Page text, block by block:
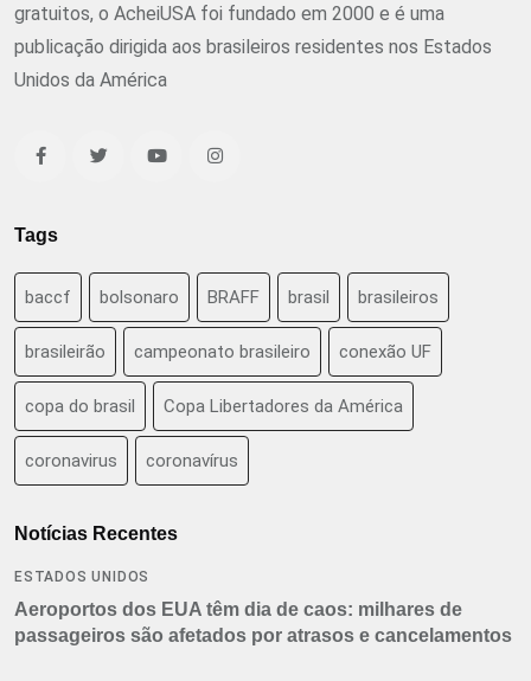
gratuitos, o AcheiUSA foi fundado em 2000 e é uma
publicação dirigida aos brasileiros residentes nos Estados
Unidos da América
Tags
baccf bolsonaro BRAFF brasil brasileiros
brasileirão campeonato brasileiro conexão UF
copa do brasil Copa Libertadores da América
coronavirus coronavírus
Notícias Recentes
ESTADOS UNIDOS
Aeroportos dos EUA têm dia de caos: milhares de
passageiros são afetados por atrasos e cancelamentos